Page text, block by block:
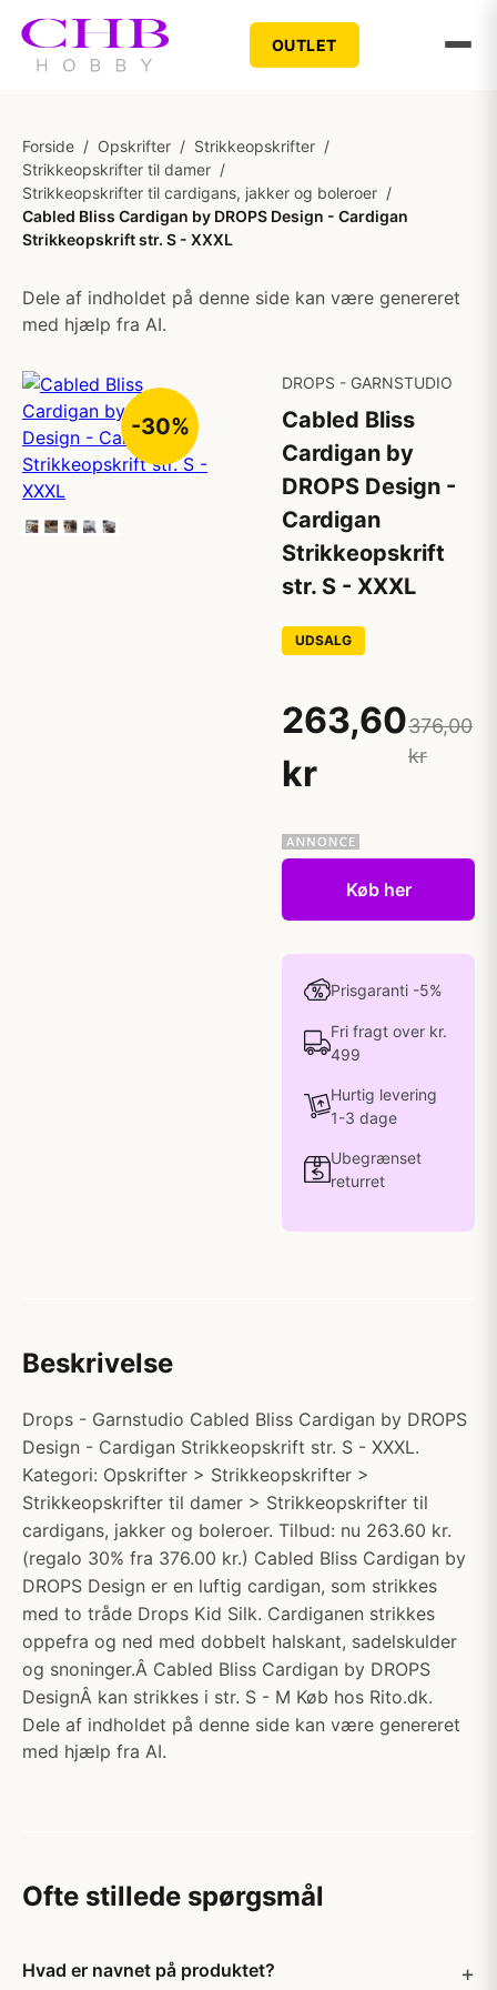
OUTLET
Forside / Opskrifter / Strikkeopskrifter /
Strikkeopskrifter til damer /
Strikkeopskrifter til cardigans, jakker og boleroer /
Cabled Bliss Cardigan by DROPS Design - Cardigan
Strikkeopskrift str. S - XXXL
Dele af indholdet på denne side kan være genereret
med hjælp fra AI.
-30%
DROPS - GARNSTUDIO
Cabled Bliss
Cardigan by
DROPS Design -
Cardigan
Strikkeopskrift
str. S - XXXL
UDSALG
263,60
kr
376,00
kr
Køb her
Prisgaranti -5%
Fri fragt over kr.
499
Hurtig levering
1-3 dage
Ubegrænset
returret
Beskrivelse
Drops - Garnstudio Cabled Bliss Cardigan by DROPS
Design - Cardigan Strikkeopskrift str. S - XXXL.
Kategori: Opskrifter > Strikkeopskrifter >
Strikkeopskrifter til damer > Strikkeopskrifter til
cardigans, jakker og boleroer. Tilbud: nu 263.60 kr.
(regalo 30% fra 376.00 kr.) Cabled Bliss Cardigan by
DROPS Design er en luftig cardigan, som strikkes
med to tråde Drops Kid Silk. Cardiganen strikkes
oppefra og ned med dobbelt halskant, sadelskulder
og snoninger.Â Cabled Bliss Cardigan by DROPS
DesignÂ kan strikkes i str. S - M Køb hos Rito.dk.
Dele af indholdet på denne side kan være genereret
med hjælp fra AI.
Ofte stillede spørgsmål
Hvad er navnet på produktet?